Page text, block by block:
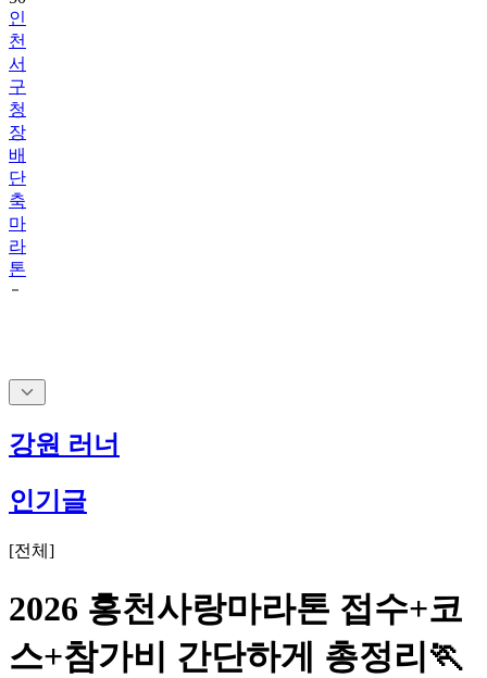
인
천
서
구
청
장
배
단
축
마
라
톤
강원 러너
인기글
[전체 ]
2026 홍천사랑마라톤 접수+코
스+참가비 간단하게 총정리🏃